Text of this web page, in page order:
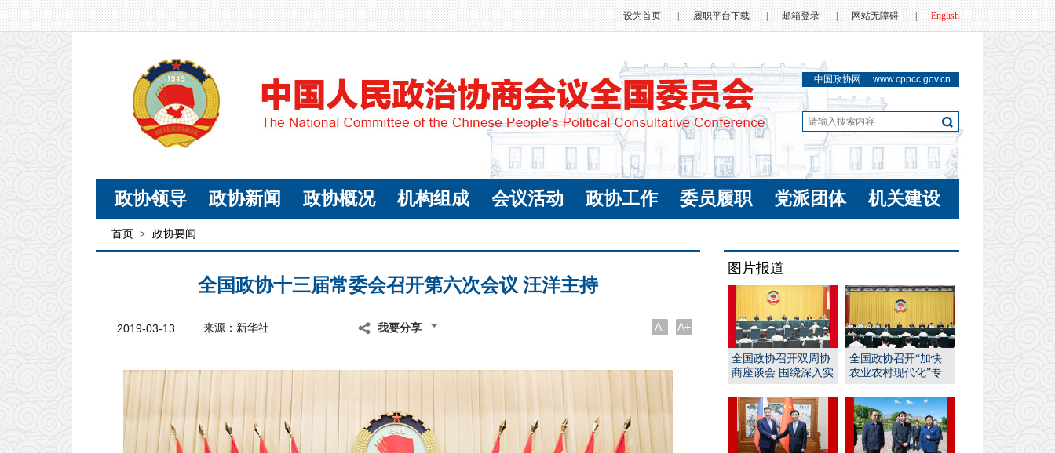
设为首页 履职平台下载 | 邮箱登录 网站无障碍 | English
中国政协网 www.cppcc.gov.cn
政协领导 政协新闻 政协概况 机构组成 会议活动 政协工作 委员履职 党派团体 机关建设
首页 > 政协要闻
全国政协十三届常委会召开第六次会议 汪洋主持
2019-03-13 来源：新华社 我要分享 A- A+
图片报道
全国政协召开双周协
商座谈会 围绕深入实
动...
全国政协召开“加快
农业农村现代化”专
并...